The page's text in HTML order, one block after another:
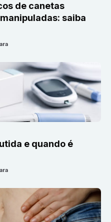
de canetas
saiba
e quando é